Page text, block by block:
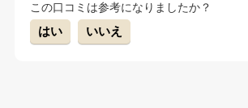
この口コミは参考になりましたか？
はい いいえ